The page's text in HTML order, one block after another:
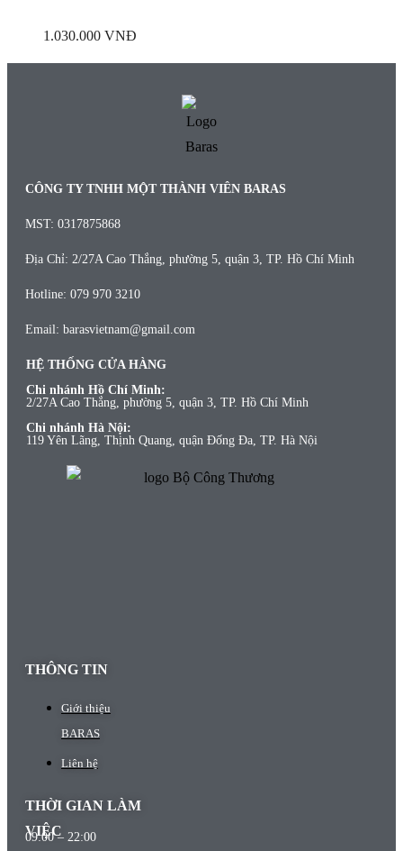
1.030.000 VNĐ
CÔNG TY TNHH MỘT THÀNH VIÊN BARAS
MST: 0317875868
Địa Chỉ: 2/27A Cao Thắng, phường 5, quận 3, TP. Hồ Chí Minh
Hotline: 079 970 3210
Email: barasvietnam@gmail.com
HỆ THỐNG CỬA HÀNG
Chi nhánh Hồ Chí Minh:
2/27A Cao Thắng, phường 5, quận 3, TP. Hồ Chí Minh
Chi nhánh Hà Nội:
119 Yên Lãng, Thịnh Quang, quận Đống Đa, TP. Hà Nội
THÔNG TIN
Giới thiệu
BARAS
Liên hệ
THỜI GIAN LÀM
VIỆC
09:00 – 22:00